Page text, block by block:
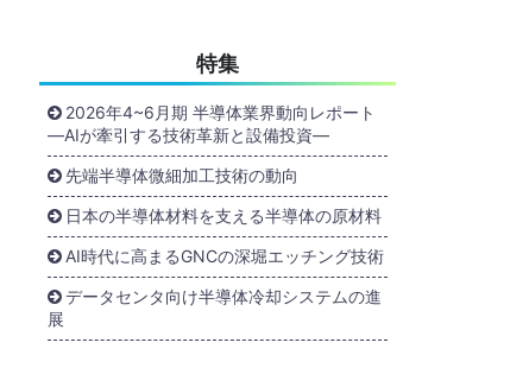
特集
2026年4~6月期 半導体業界動向レポート
―AIが牽引する技術革新と設備投資―
先端半導体微細加工技術の動向
日本の半導体材料を支える半導体の原材料
AI時代に高まるGNCの深堀エッチング技術
データセンタ向け半導体冷却システムの進
展